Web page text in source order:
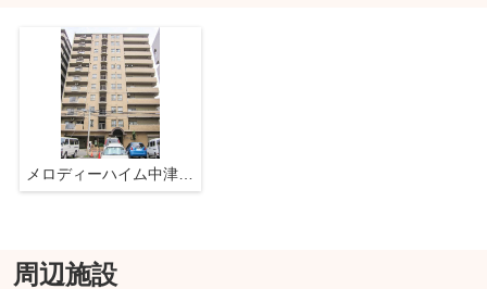
メロディーハイム中津５番館
周辺施設